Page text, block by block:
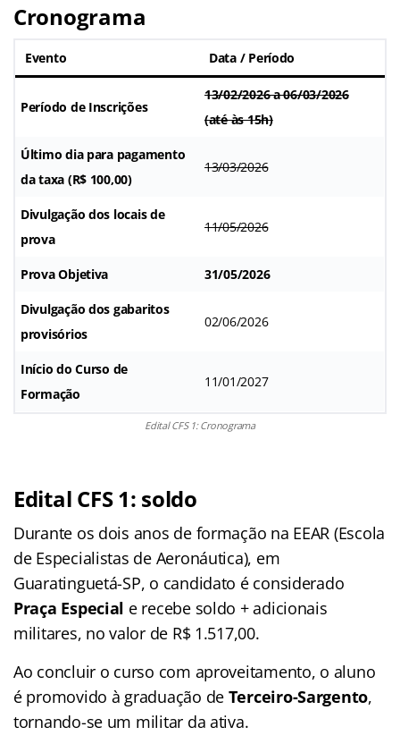
Cronograma
Evento Data / Período
Período de Inscrições
13/02/2026 a 06/03/2026
(até às 15h)
Último dia para pagamento
da taxa (R$ 100,00)
13/03/2026
Divulgação dos locais de
prova
11/05/2026
Prova Objetiva 31/05/2026
Divulgação dos gabaritos
provisórios
02/06/2026
Início do Curso de
Formação
11/01/2027
Edital CFS 1: Cronograma
Edital CFS 1: soldo
Durante os dois anos de formação na EEAR (Escola
de Especialistas de Aeronáutica), em
Guaratinguetá-SP, o candidato é considerado
Praça Especial e recebe soldo + adicionais
militares, no valor de R$ 1.517,00.
Ao concluir o curso com aproveitamento, o aluno
é promovido à graduação de Terceiro-Sargento,
tornando-se um militar da ativa.